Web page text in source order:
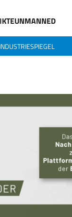
UNMANNED
INDUSTRIESPIEGEL